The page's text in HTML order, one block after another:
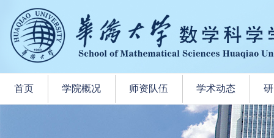
首页 学院概况 师资队伍 学术动态